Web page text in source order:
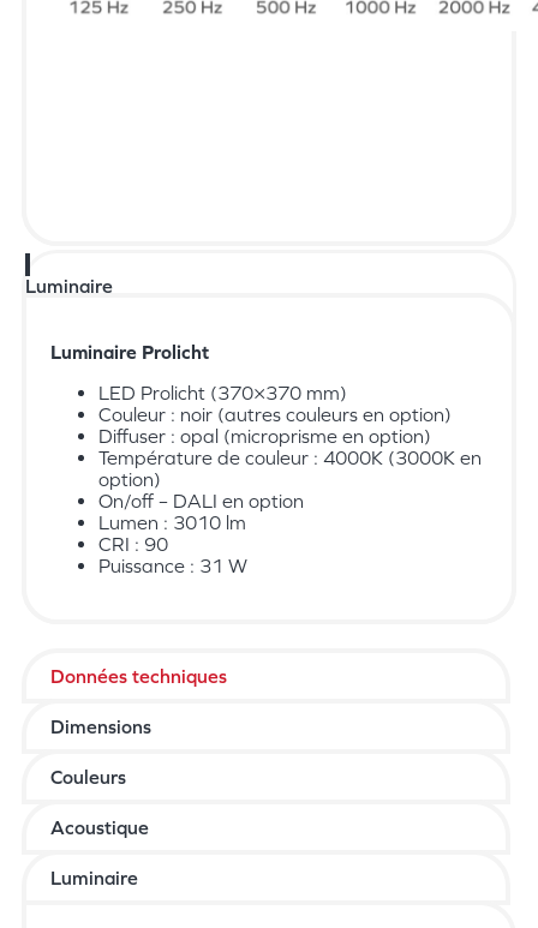
Luminaire
Luminaire Prolicht
LED Prolicht (370×370 mm)
Couleur : noir (autres couleurs en option)
Diffuser : opal (microprisme en option)
Température de couleur : 4000K (3000K en
option)
On/off – DALI en option
Lumen : 3010 lm
CRI : 90
Puissance : 31 W
Données techniques
Dimensions
Couleurs
Acoustique
Luminaire